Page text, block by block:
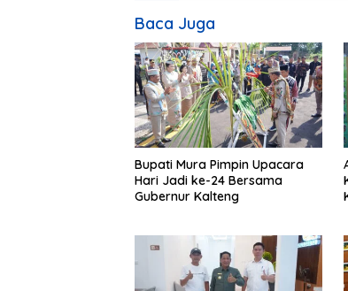
Baca Juga
Bupati Mura Pimpin Upacara
Hari Jadi ke-24 Bersama
Gubernur Kalteng